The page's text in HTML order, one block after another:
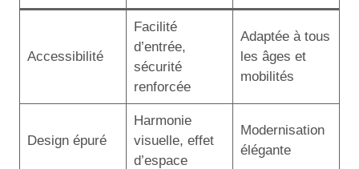
Accessibilité
Facilité
d’entrée,
sécurité
renforcée
Adaptée à tous
les âges et
mobilités
Design épuré
Harmonie
visuelle, effet
d’espace
Modernisation
élégante